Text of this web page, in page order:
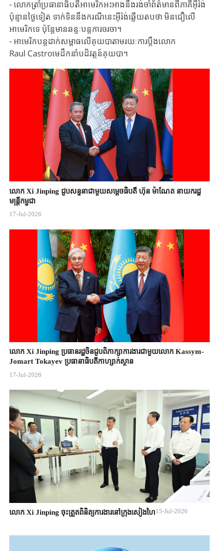
- ​លោកត្រាំ​ប្រធានាធិបតី​អាមេរិក​អះអាងនឹង​​រង់ចាំ​ព័ត៌មាន​ពី​ភាគី​អ៊ីរ៉ង់​
ប៉ុន្មានថ្ងៃ​ទៀត​​ ​ទាក់ទិន​នឹង​ករណីនេះ​អ៊ីរ៉ង់​ឆ្លើយតបថា ​មិន​ជឿលើ​
អាមេរិក​ទេ ប៉ុន្តែមានឆន្ទៈ​បន្ត​ការចរចា​។
- អាមេរិក​បន្ត​ដាក់​សម្ពាធ​លើ​គុយបា​តាមរយៈ​ការ​ប្តឹង​​លោក​
Raul Castroមេដឹកនាំបដិវត្តន៍គុយបា​។
លោក Xi Jinping ជួបសន្ទនាជាមួយសម្តេចធិបតី ហ៊ុន ម៉ាណែត នាយករដ្ឋ
មន្ត្រីកម្ពុជា
17-Jul-2026
លោក Xi Jinping ប្រធានរដ្ឋចិន​ជួបពិភាក្សា​ការងារជាមួយ​លោក Kassym-
Jomart ​Tokayev ​ប្រធានាធិបតី​កាហ្សាក់ស្ថាន​
17-Jul-2026
លោក Xi Jinping ចុះត្រួតពិនិត្យការងារនៅក្រុងសៀងហៃ15-Jul-2026